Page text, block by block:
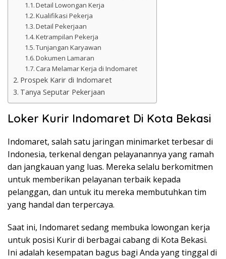
Detail Lowongan Kerja
Kualifikasi Pekerja
Detail Pekerjaan
Ketrampilan Pekerja
Tunjangan Karyawan
Dokumen Lamaran
Cara Melamar Kerja di Indomaret
Prospek Karir di Indomaret
Tanya Seputar Pekerjaan
Loker Kurir Indomaret Di Kota Bekasi
Indomaret, salah satu jaringan minimarket terbesar di
Indonesia, terkenal dengan pelayanannya yang ramah
dan jangkauan yang luas. Mereka selalu berkomitmen
untuk memberikan pelayanan terbaik kepada
pelanggan, dan untuk itu mereka membutuhkan tim
yang handal dan terpercaya.
Saat ini, Indomaret sedang membuka lowongan kerja
untuk posisi Kurir di berbagai cabang di Kota Bekasi.
Ini adalah kesempatan bagus bagi Anda yang tinggal di